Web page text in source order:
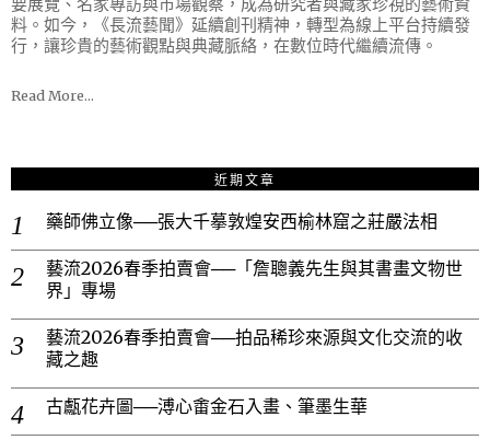
料。如今，《長流藝聞》延續創刊精神，轉型為線上平台持續發
行，讓珍貴的藝術觀點與典藏脈絡，在數位時代繼續流傳。
Read More…
近期文章
藥師佛立像──張大千摹敦煌安西榆林窟之莊嚴法相
藝流2026春季拍賣會──「詹聰義先生與其書畫文物世
界」專場
藝流2026春季拍賣會──拍品稀珍來源與文化交流的收
藏之趣
古甗花卉圖──溥心畬金石入畫、筆墨生華